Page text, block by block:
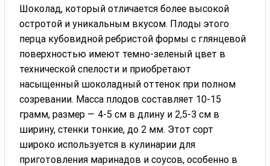
Шоколад, который отличается более высокой
остротой и уникальным вкусом. Плоды этого
перца кубовидной ребристой формы с глянцевой
поверхностью имеют темно-зеленый цвет в
технической спелости и приобретают
насыщенный шоколадный оттенок при полном
созревании. Масса плодов составляет 10-15
грамм, размер — 4-5 см в длину и 2,5-3 см в
ширину, стенки тонкие, до 2 мм. Этот сорт
широко используется в кулинарии для
приготовления маринадов и соусов, особенно в